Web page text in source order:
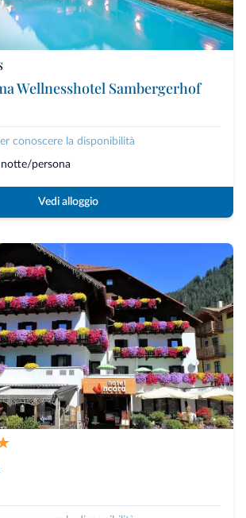
Wellnesshotel Sambergerhof
conoscere la disponibilità
notte/persona
Vedi alloggio